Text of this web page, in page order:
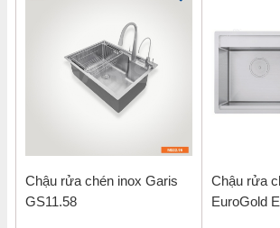
Chậu rửa chén inox Garis
GS11.58
Chậu rửa
EuroGold